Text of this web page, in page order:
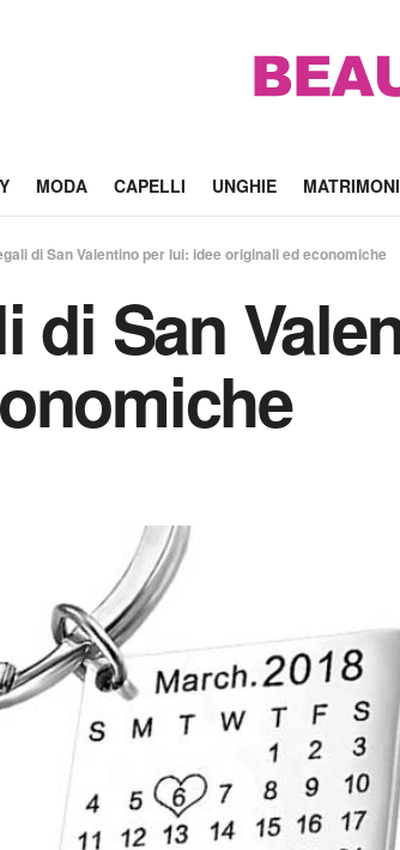
MODA CAPELLI UNGHIE
di San Valentino per lui: idee originali ed economiche
di San